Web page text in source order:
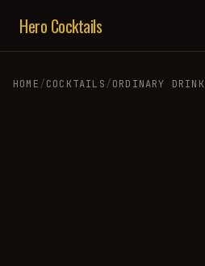
Hero Cocktails
HOME/COCKTAILS/ORDINARY DRINK